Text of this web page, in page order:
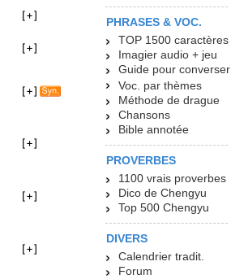
PHRASES & VOC.
TOP 1500 caractères
Imagier audio + jeu
Guide pour converser
Voc. par thèmes
Méthode de drague
Chansons
Bible annotée
PROVERBES
1100 vrais proverbes
Dico de Chengyu
Top 500 Chengyu
DIVERS
Calendrier tradit.
Forum